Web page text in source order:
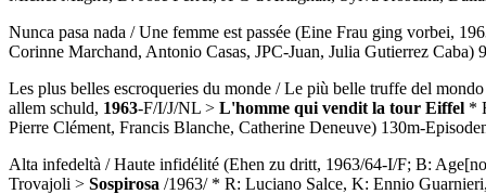
Nunca pasa nada /Une femme est passée (Eine Frau ging vorbei,
Corinne Marchand, Antonio Casas, JPC-Juan, Julia Gutierrez Caba)
Les plus belles escroqueries du monde /Le più belle truffe del mondo
allem schuld, 1963-F/I/J/NL > L'homme qui vendit la tour Eiffel *
Pierre Clément, Francis Blanche, Catherine Deneuve) 130m-
Alta infedeltà /Haute infidélité (Ehen zu dritt, 1963/64-I/F; B:
Trovajoli > Sospirosa /1963/ * R: Luciano Salce, K: Ennio